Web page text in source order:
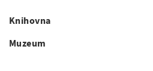
Knihovna
Muzeum